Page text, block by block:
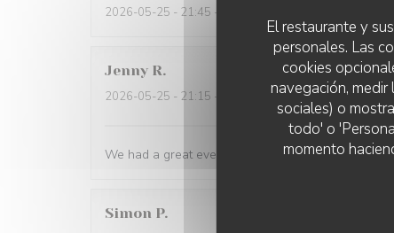
El restaurante y
personales. Las
cookies
navegación,
sociales) o
todo' o
momento
2026-05-25 - 21:45 - Invitados 2
Jenny R
2026-05-25 - 21:15 - Invitados 2
We had a great evening at Essencial. The staff
Simon P